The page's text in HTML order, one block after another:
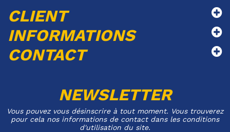
CLIENT
INFORMATIONS
CONTACT
NEWSLETTER
Vous pouvez vous désinscrire à tout moment. Vous trouverez
pour cela nos informations de contact dans les conditions
d'utilisation du site.